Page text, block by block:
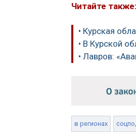
Читайте также:
• Курская
• В Курской
• Лавров:
в регионах